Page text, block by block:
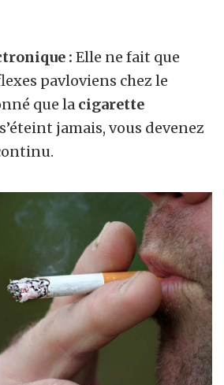
: Elle ne fait que
pavloviens chez le
que la cigarette
jamais, vous devenez